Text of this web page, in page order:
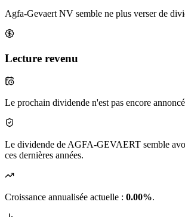
Agfa-Gevaert NV semble ne plus verser de
Lecture revenu
Le prochain dividende n'est pas encore
Le dividende de AGFA-GEVAERT semble
ces dernières années.
Croissance annualisée actuelle : 0.00%.